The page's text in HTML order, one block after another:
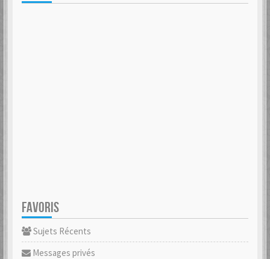
FAVORIS
Sujets Récents
Messages privés